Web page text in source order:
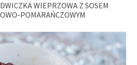
WIEPRZOWA Z SOSEM
POMARAŃCZOWYM